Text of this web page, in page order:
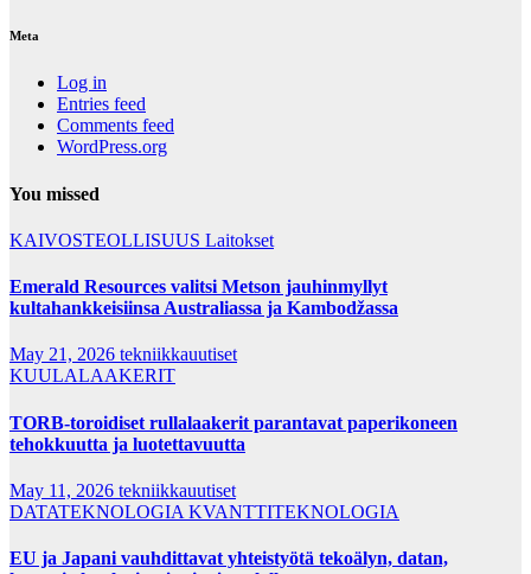
Meta
Log in
Entries feed
Comments feed
WordPress.org
You missed
KAIVOSTEOLLISUUS Laitokset
Emerald Resources valitsi Metson jauhinmyllyt
kultahankkeisiinsa Australiassa ja Kambodžassa
May 21, 2026 tekniikkauutiset
KUULALAAKERIT
TORB-toroidiset rullalaakerit parantavat paperikoneen
tehokkuutta ja luotettavuutta
May 11, 2026 tekniikkauutiset
DATATEKNOLOGIA KVANTTITEKNOLOGIA
EU ja Japani vauhdittavat yhteistyötä tekoälyn, datan,